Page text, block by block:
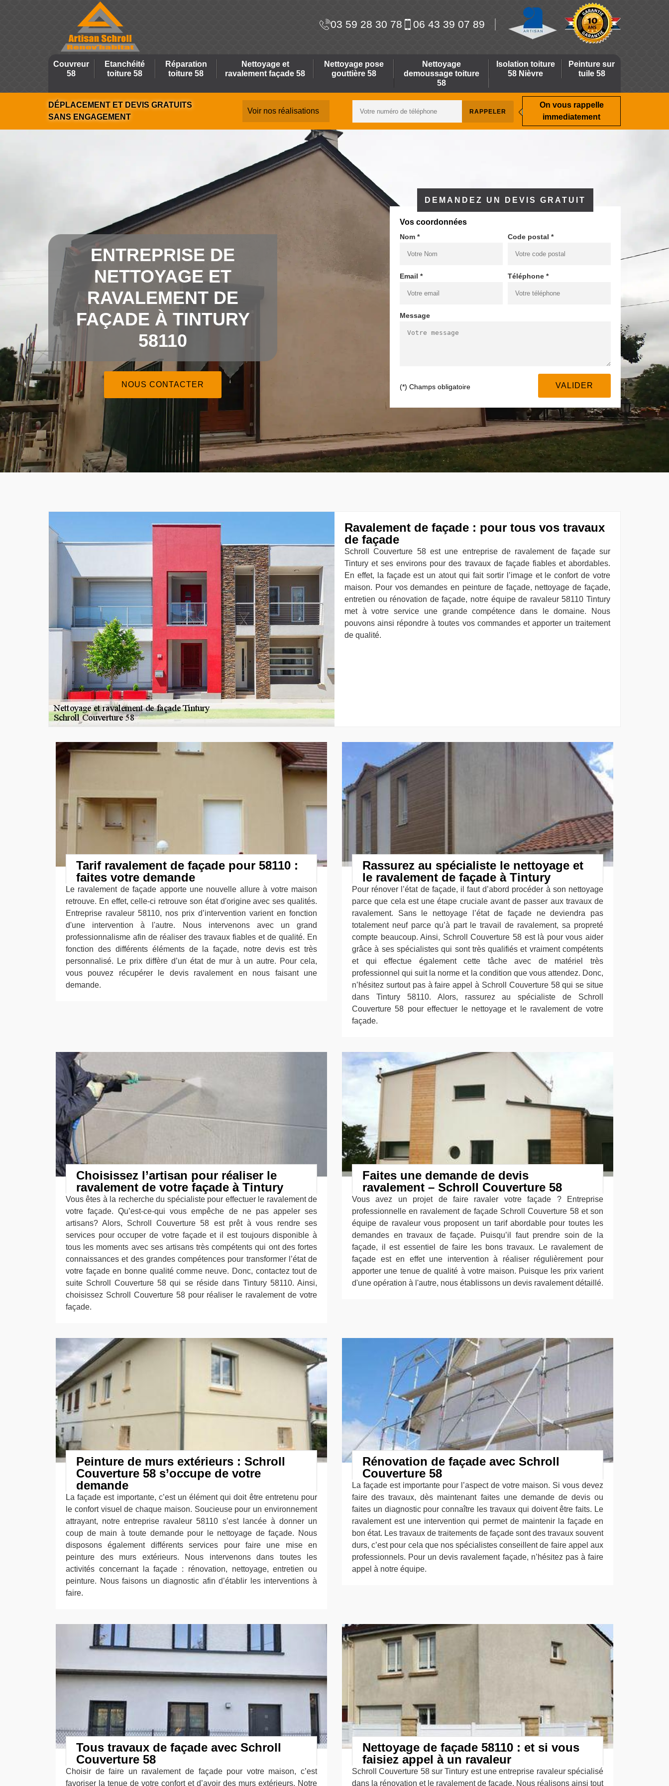
03 59 28 30 78 06 43 39 07 89
Couvreur
58
Etanchéité
toiture 58
Réparation
toiture 58
Nettoyage et
ravalement façade 58
Nettoyage pose
gouttière 58
Nettoyage
demoussage toiture
58
Isolation toiture
58 Nièvre
Peinture sur
tuile 58
DÉPLACEMENT ET DEVIS GRATUITS
SANS ENGAGEMENT
Voir nos réalisations
On vous rappelle
immediatement
ENTREPRISE DE
NETTOYAGE ET
RAVALEMENT DE
FAÇADE À TINTURY
58110
NOUS CONTACTER
DEMANDEZ UN DEVIS GRATUIT
Vos coordonnées
Nom * Code postal *
Email * Téléphone *
Message
(*) Champs obligatoire
Ravalement de façade : pour tous vos travaux
de façade
Schroll Couverture 58 est une entreprise de ravalement de façade sur
Tintury et ses environs pour des travaux de façade fiables et abordables.
En effet, la façade est un atout qui fait sortir l’image et le confort de votre
maison. Pour vos demandes en peinture de façade, nettoyage de façade,
entretien ou rénovation de façade, notre équipe de ravaleur 58110 Tintury
met à votre service une grande compétence dans le domaine. Nous
pouvons ainsi répondre à toutes vos commandes et apporter un traitement
de qualité.
Tarif ravalement de façade pour 58110 :
faites votre demande
Le ravalement de façade apporte une nouvelle allure à votre maison
retrouve. En effet, celle-ci retrouve son état d'origine avec ses qualités.
Entreprise ravaleur 58110, nos prix d’intervention varient en fonction
d'une intervention à l'autre. Nous intervenons avec un grand
professionnalisme afin de réaliser des travaux fiables et de qualité. En
fonction des différents éléments de la façade, notre devis est très
personnalisé. Le prix diffère d’un état de mur à un autre. Pour cela,
vous pouvez récupérer le devis ravalement en nous faisant une
demande.
Rassurez au spécialiste le nettoyage et
le ravalement de façade à Tintury
Pour rénover l’état de façade, il faut d’abord procéder à son nettoyage
parce que cela est une étape cruciale avant de passer aux travaux de
ravalement. Sans le nettoyage l’état de façade ne deviendra pas
totalement neuf parce qu’à part le travail de ravalement, sa propreté
compte beaucoup. Ainsi, Schroll Couverture 58 est là pour vous aider
grâce à ses spécialistes qui sont très qualifiés et vraiment compétents
et qui effectue également cette tâche avec de matériel très
professionnel qui suit la norme et la condition que vous attendez. Donc,
n’hésitez surtout pas à faire appel à Schroll Couverture 58 qui se situe
dans Tintury 58110. Alors, rassurez au spécialiste de Schroll
Couverture 58 pour effectuer le nettoyage et le ravalement de votre
façade.
Choisissez l’artisan pour réaliser le
ravalement de votre façade à Tintury
Vous êtes à la recherche du spécialiste pour effectuer le ravalement de
votre façade. Qu’est-ce-qui vous empêche de ne pas appeler ses
artisans? Alors, Schroll Couverture 58 est prêt à vous rendre ses
services pour occuper de votre façade et il est toujours disponible à
tous les moments avec ses artisans très compétents qui ont des fortes
connaissances et des grandes compétences pour transformer l’état de
votre façade en bonne qualité comme neuve. Donc, contactez tout de
suite Schroll Couverture 58 qui se réside dans Tintury 58110. Ainsi,
choisissez Schroll Couverture 58 pour réaliser le ravalement de votre
façade.
Faites une demande de devis
ravalement – Schroll Couverture 58
Vous avez un projet de faire ravaler votre façade ? Entreprise
professionnelle en ravalement de façade Schroll Couverture 58 et son
équipe de ravaleur vous proposent un tarif abordable pour toutes les
demandes en travaux de façade. Puisqu’il faut prendre soin de la
façade, il est essentiel de faire les bons travaux. Le ravalement de
façade est en effet une intervention à réaliser régulièrement pour
apporter une tenue de qualité à votre maison. Puisque les prix varient
d'une opération à l'autre, nous établissons un devis ravalement détaillé.
Peinture de murs extérieurs : Schroll
Couverture 58 s’occupe de votre
demande
La façade est importante, c’est un élément qui doit être entretenu pour
le confort visuel de chaque maison. Soucieuse pour un environnement
attrayant, notre entreprise ravaleur 58110 s’est lancée à donner un
coup de main à toute demande pour le nettoyage de façade. Nous
disposons également différents services pour faire une mise en
peinture des murs extérieurs. Nous intervenons dans toutes les
activités concernant la façade : rénovation, nettoyage, entretien ou
peinture. Nous faisons un diagnostic afin d’établir les interventions à
faire.
Rénovation de façade avec Schroll
Couverture 58
La façade est importante pour l’aspect de votre maison. Si vous devez
faire des travaux, dès maintenant faites une demande de devis ou
faites un diagnostic pour connaître les travaux qui doivent être faits. Le
ravalement est une intervention qui permet de maintenir la façade en
bon état. Les travaux de traitements de façade sont des travaux souvent
durs, c’est pour cela que nos spécialistes conseillent de faire appel aux
professionnels. Pour un devis ravalement façade, n’hésitez pas à faire
appel à notre équipe.
Tous travaux de façade avec Schroll
Couverture 58
Choisir de faire un ravalement de façade pour votre maison, c’est
favoriser la tenue de votre confort et d’avoir des murs extérieurs. Notre
Nettoyage de façade 58110 : et si vous
faisiez appel à un ravaleur
Schroll Couverture 58 sur Tintury est une entreprise ravaleur spécialisé
dans la rénovation et le ravalement de façade. Nous réalisons ainsi tout